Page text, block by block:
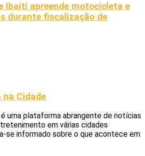
Ibaiti apreende motocicleta e
durante fiscalização de
na Cidade
é uma plataforma abrangente de notícias
em várias cidades
se informado sobre o que acontece em